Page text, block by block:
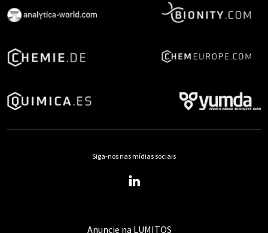
Anuncie na LUMITOS
Siga-nos nas mídias sociais